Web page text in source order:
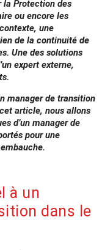
la Protection des
ou encore les
une
de la continuité de
Une des solutions
expert externe,
manager de transition
article, nous allons
d’un manager de
pour une
à un
dans le